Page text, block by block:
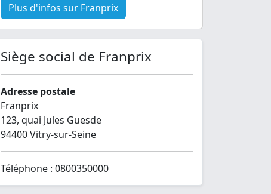
Plus d'infos sur Franprix
Siège social de Franprix
Adresse postale
Franprix
123, quai Jules Guesde
94400 Vitry-sur-Seine
Téléphone : 0800350000